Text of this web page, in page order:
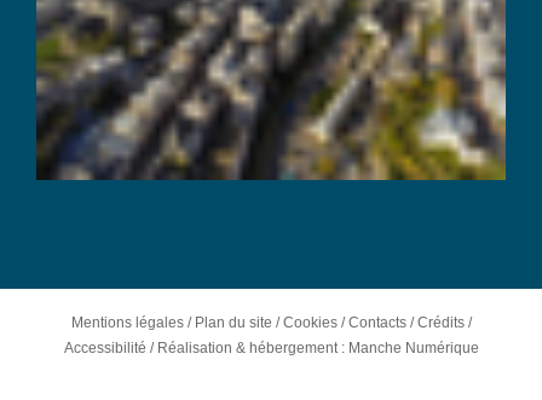
Mentions légales/ Plan du site /Cookies/Contacts/Crédits/
Accessibilité / Réalisation & hébergement : Manche Numérique